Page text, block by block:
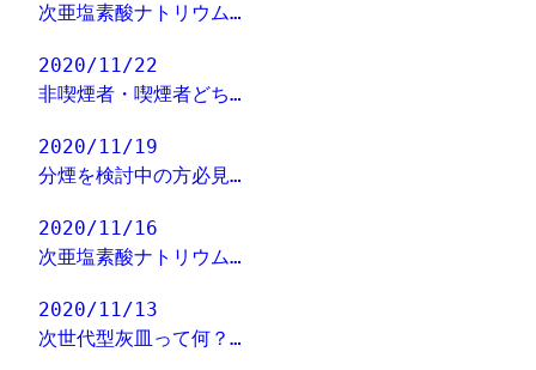
次亜塩素酸ナトリウム…
2020/11/22
非喫煙者・喫煙者どち…
2020/11/19
分煙を検討中の方必見…
2020/11/16
次亜塩素酸ナトリウム…
2020/11/13
次世代型灰皿って何？…